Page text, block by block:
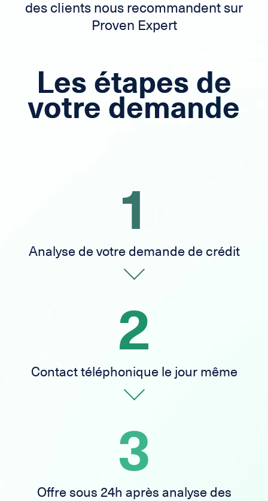
des clients nous recommandent sur
Proven Expert
Les étapes de
votre demande
1
Analyse de votre demande de crédit
2
Contact téléphonique le jour même
3
Offre sous 24h après analyse des